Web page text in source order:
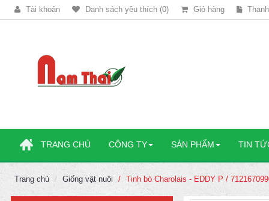
Tài khoản Danh sách yêu thích (0) Giỏ hàng
TRANG CHỦ CÔNG TY SẢN PHẨM TIN
Trang chủ Giống vật nuôi Tinh bò Charolais - EDDY P /